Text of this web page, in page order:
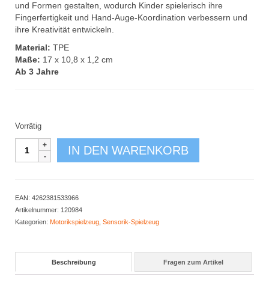
und Formen gestalten, wodurch Kinder spielerisch ihre
Fingerfertigkeit und Hand-Auge-Koordination verbessern und
ihre Kreativität entwickeln.
Material: TPE
Maße: 17 x 10,8 x 1,2 cm
Ab 3 Jahre
Vorrätig
Senso-
Board
IN DEN WARENKORB
EAN: 4262381533966
Artikelnummer: 120984
Kategorien: Motorikspielzeug Sensorik-Spielzeug
Beschreibung Fragen zum Artikel